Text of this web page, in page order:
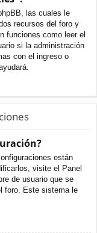
las cuales le
recursos del foro y
funciones como leer el
si la administración
con el ingreso o
están
visite el Panel
de usuario que se
foro. Este sistema le